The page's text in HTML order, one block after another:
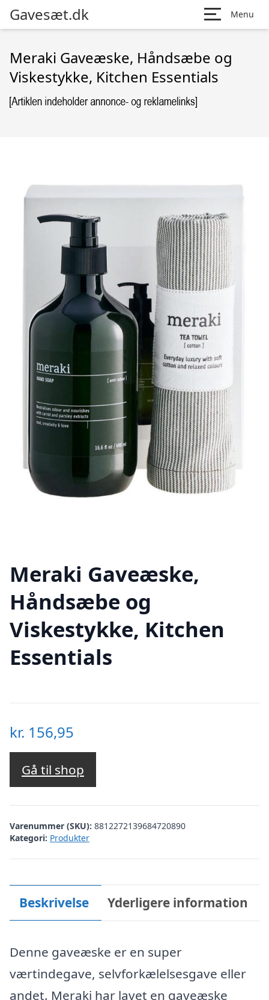
Gavesæt.dk Menu
Meraki Gaveæske, Håndsæbe og
Viskestykke, Kitchen Essentials
Meraki Gaveæske,
Håndsæbe og
Viskestykke, Kitchen
Essentials
kr. 156,95
Gå til shop
Varenummer (SKU): 8812272139684720890
Kategori: Produkter
Beskrivelse Yderligere information
Denne gaveæske er en super
værtindegave, selvforkælelsesgave eller
andet. Meraki har lavet en gaveæske